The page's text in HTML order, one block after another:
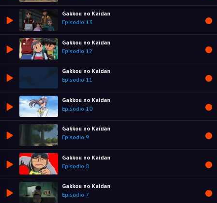
Gakkou no Kaidan
Episodio 13
Gakkou no Kaidan
Episodio 12
Gakkou no Kaidan
Episodio 11
Gakkou no Kaidan
Episodio 10
Gakkou no Kaidan
Episodio 9
Gakkou no Kaidan
Episodio 8
Gakkou no Kaidan
Episodio 7